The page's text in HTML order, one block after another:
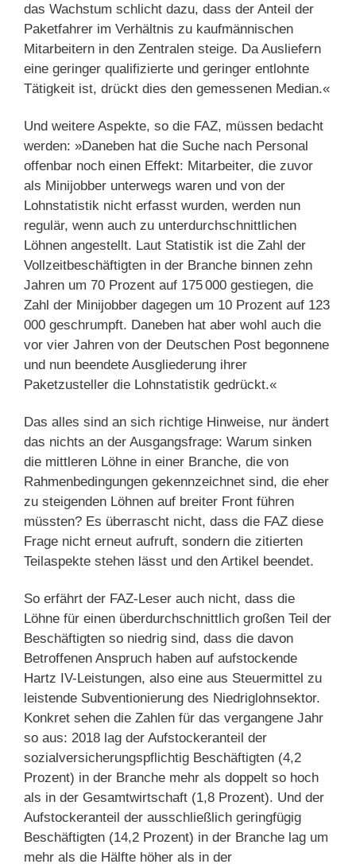
das Wachstum schlicht dazu, dass der Anteil der
Paketfahrer im Verhältnis zu kaufmännischen
Mitarbeitern in den Zentralen steige. Da Ausliefern
eine geringer qualifizierte und geringer entlohnte
Tätigkeit ist, drückt dies den gemessenen Median.«
Und weitere Aspekte, so die FAZ, müssen bedacht
werden: »Daneben hat die Suche nach Personal
offenbar noch einen Effekt: Mitarbeiter, die zuvor
als Minijobber unterwegs waren und von der
Lohnstatistik nicht erfasst wurden, werden nun
regulär, wenn auch zu unterdurchschnittlichen
Löhnen angestellt. Laut Statistik ist die Zahl der
Vollzeitbeschäftigten in der Branche binnen zehn
Jahren um 70 Prozent auf 175 000 gestiegen, die
Zahl der Minijobber dagegen um 10 Prozent auf 123
000 geschrumpft. Daneben hat aber wohl auch die
vor vier Jahren von der Deutschen Post begonnene
und nun beendete Ausgliederung ihrer
Paketzusteller die Lohnstatistik gedrückt.«
Das alles sind an sich richtige Hinweise, nur ändert
das nichts an der Ausgangsfrage: Warum sinken
die mittleren Löhne in einer Branche, die von
Rahmenbedingungen gekennzeichnet sind, die eher
zu steigenden Löhnen auf breiter Front führen
müssten? Es überrascht nicht, dass die FAZ diese
Frage nicht erneut aufruft, sondern die zitierten
Teilaspekte stehen lässt und den Artikel beendet.
So erfährt der FAZ-Leser auch nicht, dass die
Löhne für einen überdurchschnittlich großen Teil der
Beschäftigten so niedrig sind, dass die davon
Betroffenen Anspruch haben auf aufstockende
Hartz IV-Leistungen, also eine aus Steuermittel zu
leistende Subventionierung des Niedriglohnsektor.
Konkret sehen die Zahlen für das vergangene Jahr
so aus: 2018 lag der Aufstockeranteil der
sozialversicherungspflichtig Beschäftigten (4,2
Prozent) in der Branche mehr als doppelt so hoch
als in der Gesamtwirtschaft (1,8 Prozent). Und der
Aufstockeranteil der ausschließlich geringfügig
Beschäftigten (14,2 Prozent) in der Branche lag um
mehr als die Hälfte höher als in der